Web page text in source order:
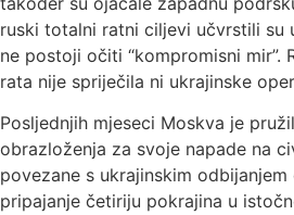
ruski totalni ratni ciljevi učvrstili su
ne postoji očiti “kompromisni mir”.
rata nije spriječila ni ukrajinske
Posljednjih mjeseci Moskva je
obrazloženja za svoje napade na
povezane s ukrajinskim
pripajanje četiriju pokrajina u